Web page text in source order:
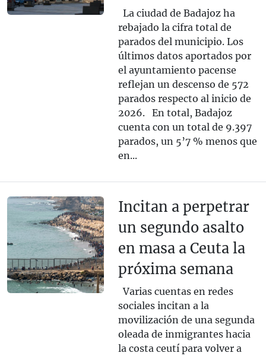
La ciudad de Badajoz ha
rebajado la cifra total de
parados del municipio. Los
últimos datos aportados por
el ayuntamiento pacense
reflejan un descenso de 572
parados respecto al inicio de
2026. En total, Badajoz
cuenta con un total de 9.397
parados, un 5’7 % menos que
en...
Incitan a perpetrar
un segundo asalto
en masa a Ceuta la
próxima semana
Varias cuentas en redes
sociales incitan a la
movilización de una segunda
oleada de inmigrantes hacia
la costa ceutí para volver a